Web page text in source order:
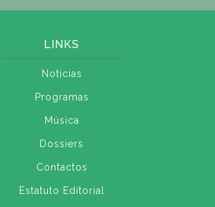
LINKS
Notícias
Programas
Música
Dossiers
Contactos
Estatuto Editorial